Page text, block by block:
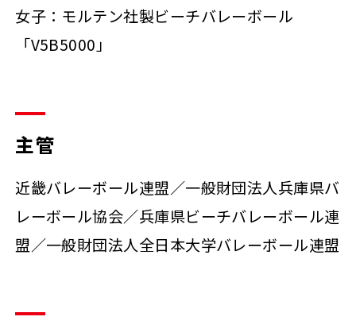
女子：モルテン社製ビーチバレーボール
「V5B5000」
主管
近畿バレーボール連盟／一般財団法人兵庫県バ
レーボール協会／兵庫県ビーチバレーボール連
盟／一般財団法人全日本大学バレーボール連盟